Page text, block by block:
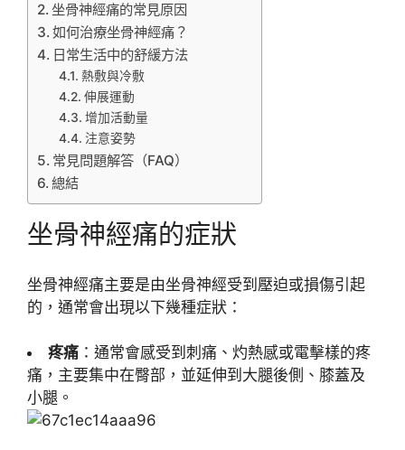
坐骨神經痛的常見原因
如何治療坐骨神經痛？
日常生活中的舒緩方法
熱敷與冷敷
伸展運動
增加活動量
注意姿勢
常見問題解答（FAQ）
總結
坐骨神經痛的症狀
坐骨神經痛主要是由坐骨神經受到壓迫或損傷引起
的，通常會出現以下幾種症狀：
疼痛 ：通常會感受到刺痛、灼熱感或電擊樣的疼
痛，主要集中在臀部，並延伸到大腿後側、膝蓋及
小腿。